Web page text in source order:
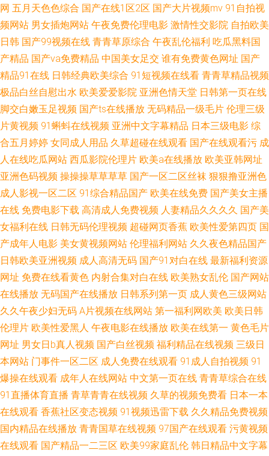
人 丝袜国产强奸精品久久久一区 天堂中文 国产在线国产精品 天堂中文在线
最新版 三级一级国产日本美国 精品精品精品精品 91传媒免费在线视频 在线
免费在线观看国产 久久蜜桃福利院 91手机视频 91极品探花 美女www97 日
韩精品中文字幕久久 老司机的影院 欧美成人无码一区 久久毛片大香蕉 久久
在线观看 91破解版在线观看 91女生被草 91路ncom 91精品欧美成人网 91入
口观看视频 99丝袜露出豆花一区 国产日本欧美在线 激情少妇手机版 美女白
丝 久久婷婷国产精品 九九热这里是精品 国产一区日韩二区 国产传煤 福利影
院三级 导航av 国产成人精品网 岛国精品福利视频 俺去也亚洲综合 99热青青
草成人 91网页网址大全 99国产精品成人在线 草草网站国产第一页 白丝实操
俺去也自拍 日韩第2页 天天狠狠综合久久 亚洲欧美日韩国产综合 抖阴在线
蜜桃视频在线看 免费一级日韩 美女色色的视频 理伦在线电影 久久特黄AAA
成人午夜福利视频一区 伊人精品在线观看 欧韩v天堂 国产成人内射午夜 久国
网 五月天色色综合 国产在线1区2区 国产大片视频mv 91自拍视
频网站 男女插炮网站 午夜免费伦理电影 激情性交影院 自拍欧美
日韩 国产99视频在线 青青草原综合 午夜乱伦福利 吃瓜黑料国
产精品 国产va免费精品 中国美女足交 谁有免费黄色网址 国产
精品91在线 日韩经典欧美综合 91短视频在线看 青青草精品视频
极品白丝自慰出水 欧美爱爱影院 亚洲色情天堂 日韩第一页在线
脚交白嫩玉足视频 国产ts在线播放 无码精品一级毛片 伦理三级
片黄视频 91蝌蚪在线视频 亚洲中文字幕精品 日本三级电影 综
合五月婷婷 女同成人用品 久草超碰在线观看 国产在线观看污 成
人在线吃瓜网站 西瓜影院伦理片 欧美a在线播放 欧美亚韩网址
亚洲色码视频 操操操草草草草 国产一区二区丝袜 狠狠撸亚洲色
成人影视一区二区 91综合精品国产 欧美在线免费 国产美女主播
在线 免费电影下载 高清成人免费视频 人妻精品久久久久 国产美
女福利在线 日韩无码伦理视频 超碰网页香蕉 欧美性爱第四页 国
产成年人电影 美女黄视频网站 伦理福利网站 久久夜色精品国产
日韩欧美亚洲视频 成人高清无码 国产91对白在线 最新福利资源
网址 免费在线看黄色 内射合集对白在线 欧美熟女乱伦 国产网站
在线播放 无码国产在线播放 日韩系列第一页 成人黄色三级网站
久久午夜少妇无码 A片视频在线网站 第一福利网欧美 欧美日韩
伦理片 欧美性爱黑人 午夜电影在线播放 欧美在线第一 黄色毛片
网址 男女日b真人视频 国产白丝视频 福利精品在线视频 三级日
本网站 门事件一区二区 成人免费在线观看 91成人自拍视频 91
爆操在线观看 成年人在线网站 中文第一页在线 青青草综合在线
91直播体育直播 青草青青在线视频 久草的视频免费看 日本一本
在线观看 香蕉社区变态视频 91视频迅雷下载 久久精品免费视频
国内精品在线播放 青青国草在线视频 97国产在线观看 污黄视频
在线观看 国产精品一二三区 欧美99家庭乱伦 韩日精品中文字幕